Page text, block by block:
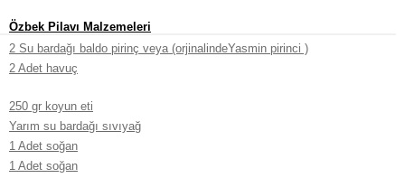
Özbek Pilavı Malzemeleri
2 Su bardağı baldo pirinç veya (orjinalindeYasmin pirinci )
2 Adet havuç
250 gr koyun eti
Yarım su bardağı sıvıyağ
1 Adet soğan
1 Adet soğan